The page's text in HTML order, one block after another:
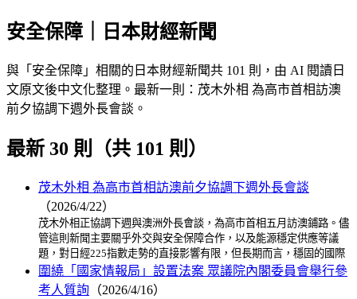
安全保障｜日本財經新聞
與「安全保障」相關的日本財經新聞共 101 則，由 AI 閱讀日
文原文後中文化整理。最新一則：茂木外相 為高市首相訪澳
前夕協調下週外長會談。
最新 30 則（共 101 則）
茂木外相 為高市首相訪澳前夕協調下週外長會談
（2026/4/22）
茂木外相正協調下週與澳洲外長會談，為高市首相五月訪澳鋪路。儘
管這則新聞主要關乎外交與安全保障合作，以及能源穩定供應等議
題，對日經225指數走勢的直接影響有限，但長期而言，穩固的國際
圍繞「國家情報局」設置法案 眾議院內閣委員會舉行參
考人質詢 （2026/4/16）